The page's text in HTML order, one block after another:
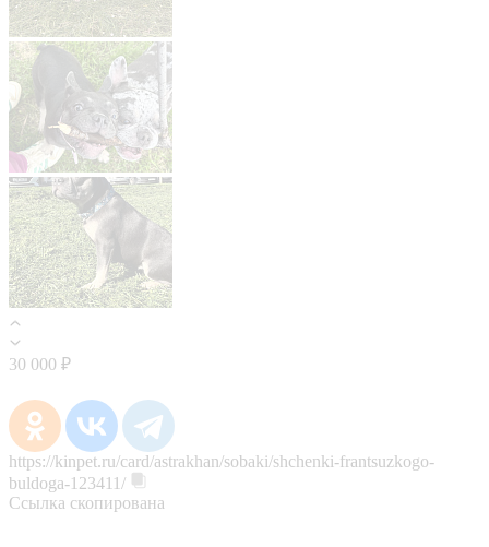
30 000 ₽
https://kinpet.ru/card/astrakhan/sobaki/shchenki-frantsuzkogo-
buldoga-123411/
Ссылка скопирована